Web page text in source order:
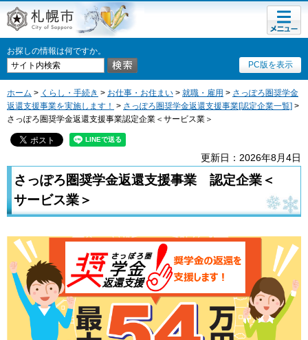
札幌市
お探しの情報は何ですか。
PC版を表示
メニュ
ー
ホーム > くらし・手続き > お仕事・お住まい > 就職・雇用 > さっぽろ圏奨学金
返還支援事業を実施します！ > さっぽろ圏奨学金返還支援事業[認定企業一覧] >
さっぽろ圏奨学金返還支援事業認定企業＜サービス業＞
更新日：2026年8月4日
さっぽろ圏奨学金返還支援事業
認定企業＜
サービス業＞